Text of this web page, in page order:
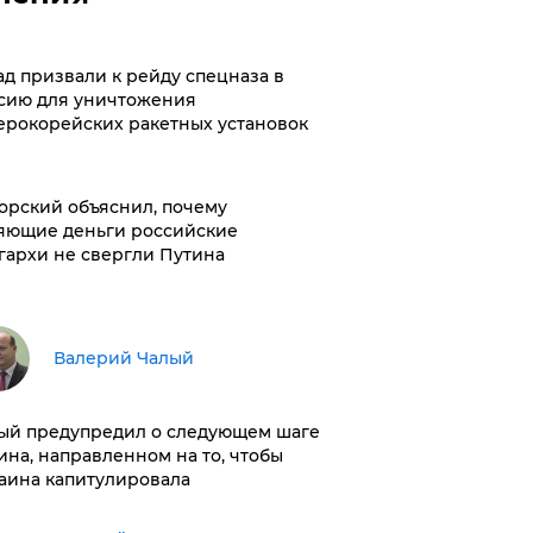
призвали к рейду спецназа в
для уничтожения
ракетных установок
объяснил, почему
деньги российские
не свергли Путина
Валерий Чалый
предупредил о следующем шаге
направленном на то, чтобы
капитулировала